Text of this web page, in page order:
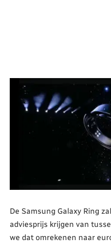
De Samsung Galaxy Ring
adviesprijs krijgen van
we dat omrekenen naar